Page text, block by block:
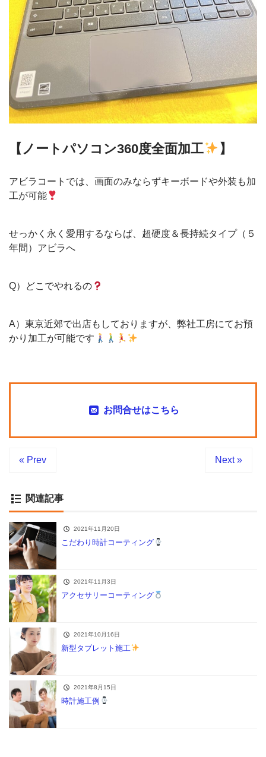
【ノートパソコン360度全面加工 】
アビラコートでは、画面のみならずキーボードや外装も加
工が可能
せっかく永く愛用するならば、超硬度＆長持続タイプ（５
年間）アビラへ
Q）どこでやれるの
A）東京近郊で出店もしておりますが、弊社工房にてお預
かり加工が可能です
お問合せはこちら
« Prev Next »
関連記事
2021年11月20日
こだわり時計コーティング
2021年11月3日
アクセサリーコーティング
2021年10月16日
新型タブレット施工
2021年8月15日
時計施工例